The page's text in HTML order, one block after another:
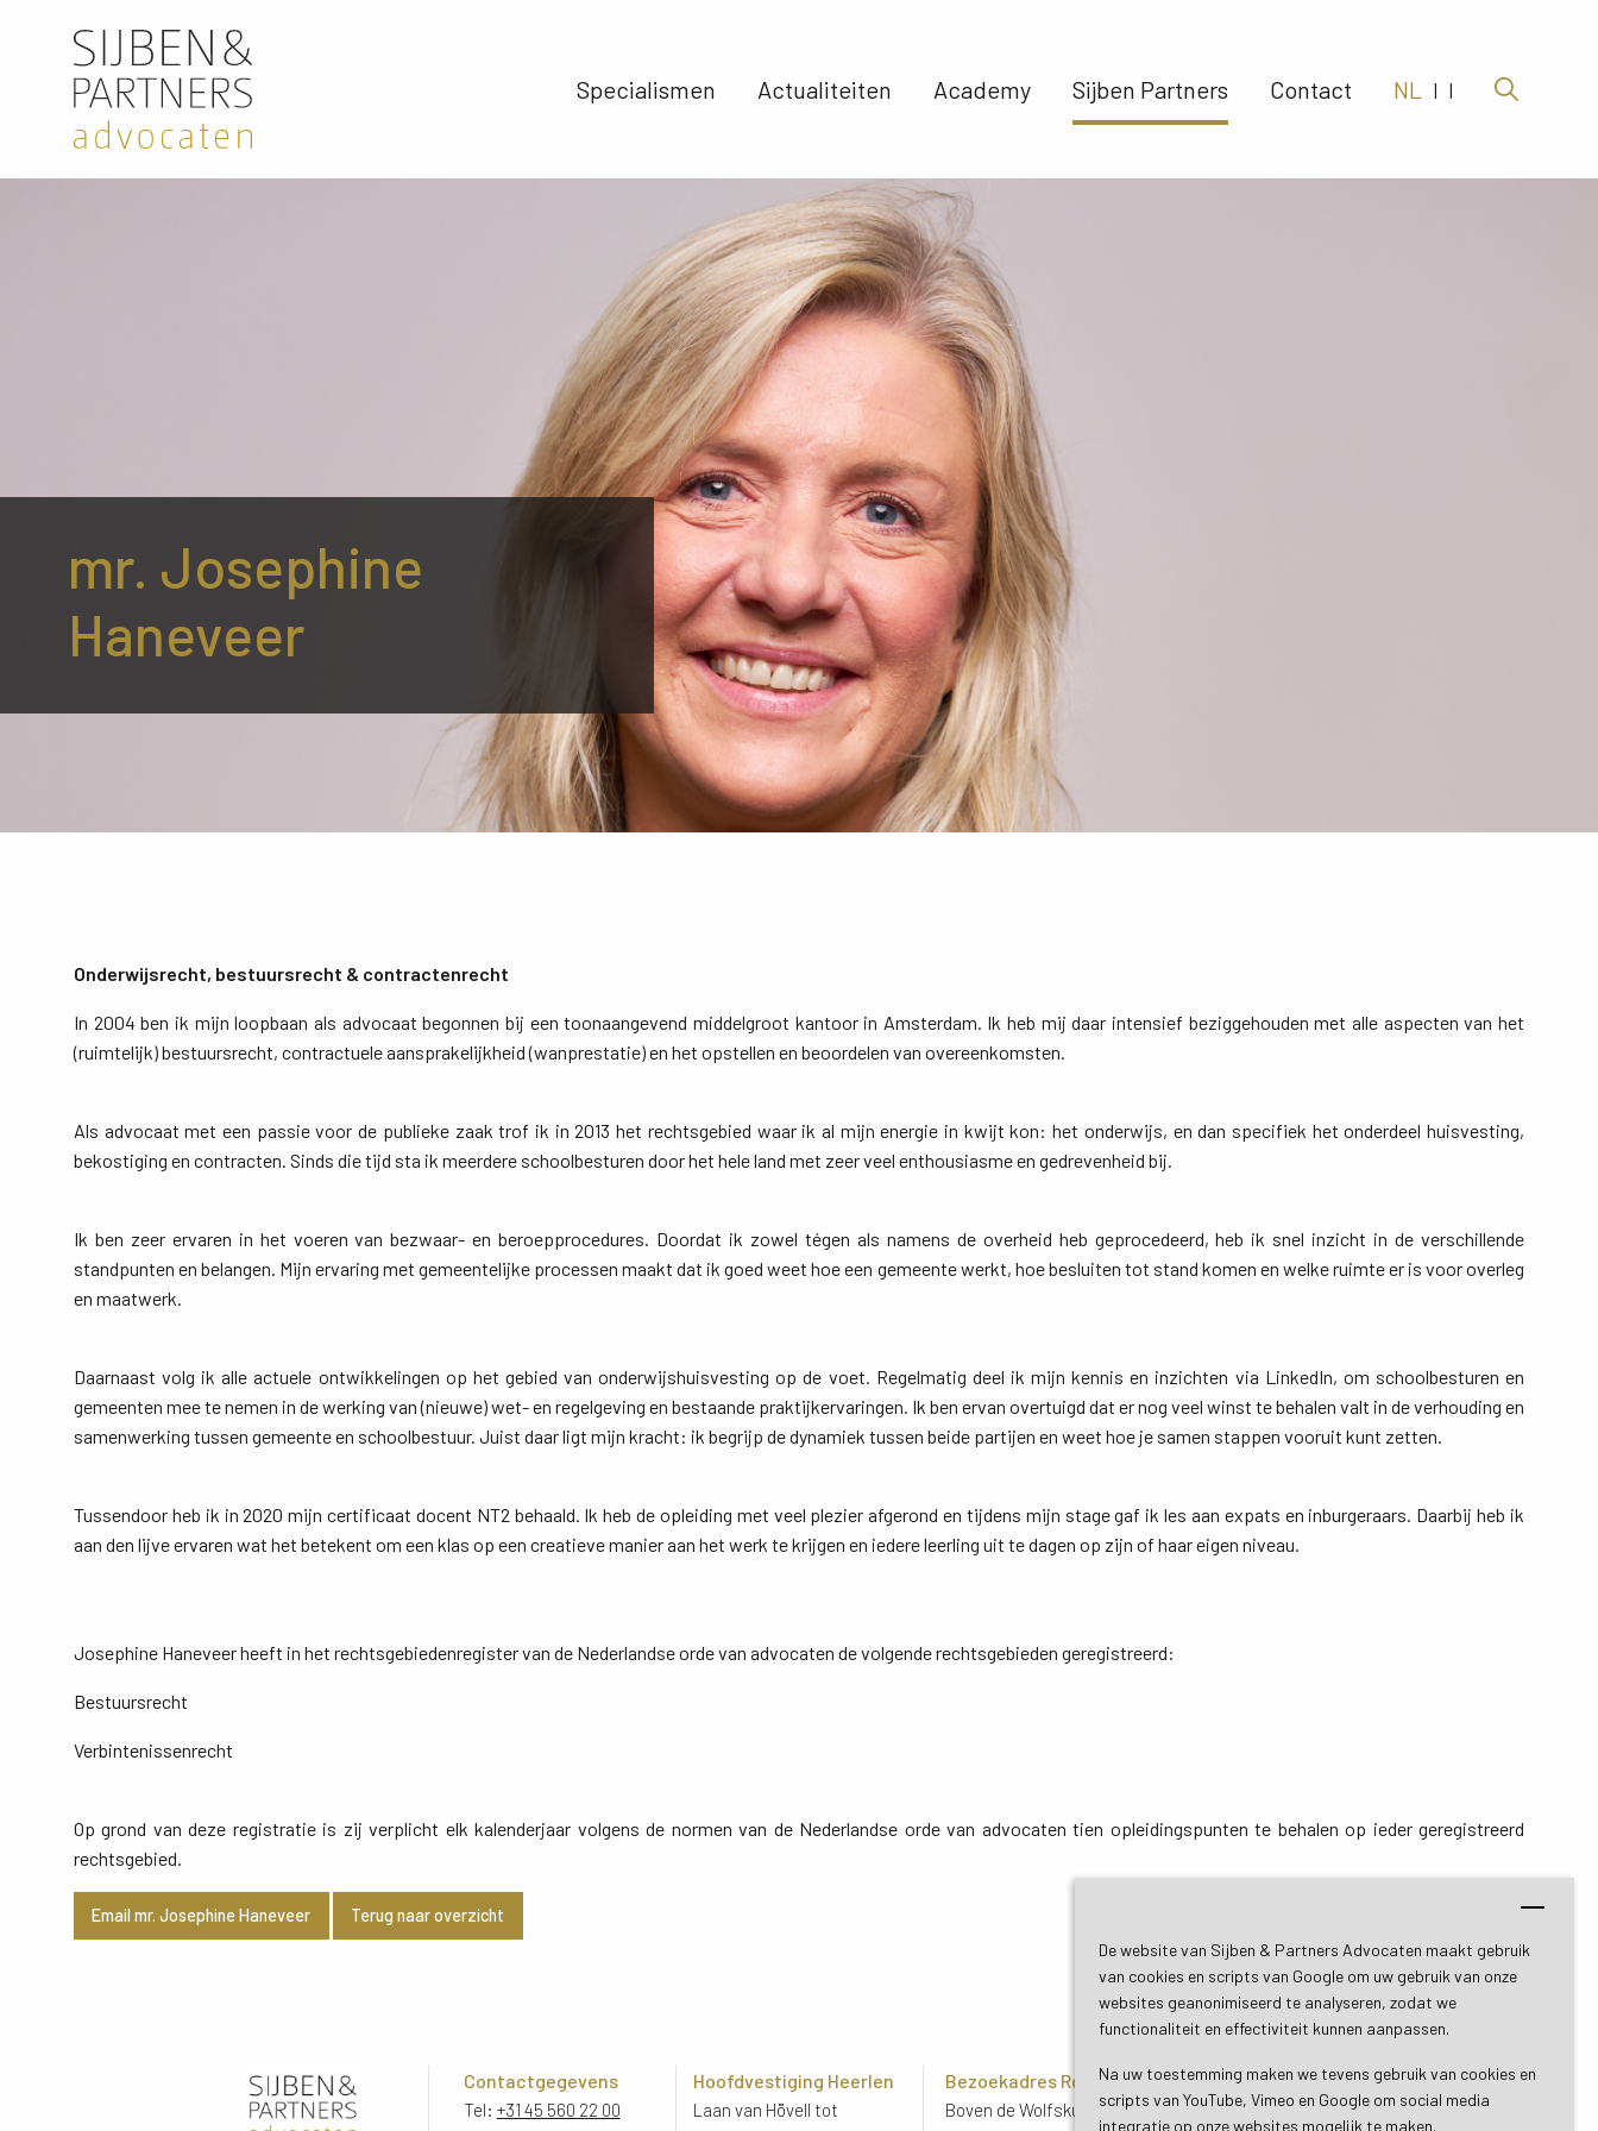
De website van Sijben & Partners Advocaten maakt gebruik
van cookies en scripts van Google om uw gebruik van onze
websites geanonimiseerd te analyseren, zodat we
functionaliteit en effectiviteit kunnen aanpassen.
Na uw toestemming maken we tevens gebruik van cookies en
scripts van YouTube, Vimeo en Google om social media
integratie op onze websites mogelijk te maken.
Specialismen Actualiteiten Academy Sijben Partners Contact NL | |
mr. Josephine
Haneveer
Onderwijsrecht, bestuursrecht & contractenrecht
In 2004 ben ik mijn loopbaan als advocaat begonnen bij een toonaangevend middelgroot kantoor in Amsterdam. Ik heb mij daar intensief beziggehouden met alle aspecten van het
(ruimtelijk) bestuursrecht, contractuele aansprakelijkheid (wanprestatie) en het opstellen en beoordelen van overeenkomsten.
Als advocaat met een passie voor de publieke zaak trof ik in 2013 het rechtsgebied waar ik al mijn energie in kwijt kon: het onderwijs, en dan specifiek het onderdeel huisvesting,
bekostiging en contracten. Sinds die tijd sta ik meerdere schoolbesturen door het hele land met zeer veel enthousiasme en gedrevenheid bij.
Ik ben zeer ervaren in het voeren van bezwaar- en beroepprocedures. Doordat ik zowel tégen als namens de overheid heb geprocedeerd, heb ik snel inzicht in de verschillende
standpunten en belangen. Mijn ervaring met gemeentelijke processen maakt dat ik goed weet hoe een gemeente werkt, hoe besluiten tot stand komen en welke ruimte er is voor overleg
en maatwerk.
Daarnaast volg ik alle actuele ontwikkelingen op het gebied van onderwijshuisvesting op de voet. Regelmatig deel ik mijn kennis en inzichten via LinkedIn, om schoolbesturen en
gemeenten mee te nemen in de werking van (nieuwe) wet- en regelgeving en bestaande praktijkervaringen. Ik ben ervan overtuigd dat er nog veel winst te behalen valt in de verhouding en
samenwerking tussen gemeente en schoolbestuur. Juist daar ligt mijn kracht: ik begrijp de dynamiek tussen beide partijen en weet hoe je samen stappen vooruit kunt zetten.
Tussendoor heb ik in 2020 mijn certificaat docent NT2 behaald. Ik heb de opleiding met veel plezier afgerond en tijdens mijn stage gaf ik les aan expats en inburgeraars. Daarbij heb ik
aan den lijve ervaren wat het betekent om een klas op een creatieve manier aan het werk te krijgen en iedere leerling uit te dagen op zijn of haar eigen niveau.
Josephine Haneveer heeft in het rechtsgebiedenregister van de Nederlandse orde van advocaten de volgende rechtsgebieden geregistreerd:
Bestuursrecht
Verbintenissenrecht
Op grond van deze registratie is zij verplicht elk kalenderjaar volgens de normen van de Nederlandse orde van advocaten tien opleidingspunten te behalen op ieder geregistreerd
rechtsgebied.
Email mr. Josephine Haneveer Terug naar overzicht
Contactgegevens
Tel: +31 45 560 22 00
Hoofdvestiging Heerlen
Laan van Hövell tot
Bezoekadres Roermond
Boven de Wolfskuil 3
Bezoekadres De Bilt
Soestdijkseweg Zuid 13